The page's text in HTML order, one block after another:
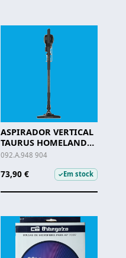
ASPIRADOR VERTICAL
TAURUS HOMELAND
ENDLESS - 948.904
092.A.948 904
73,90 € ✓Em stock